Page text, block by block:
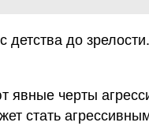
до
черты
стать